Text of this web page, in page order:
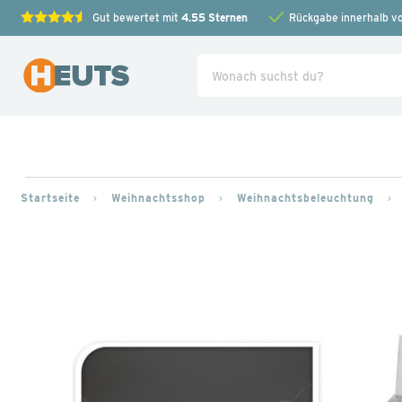
Gut bewertet mit 4.55 Sternen Rückgabe innerhalb
Startseite Weihnachtsshop Weihnachtsbeleuchtung